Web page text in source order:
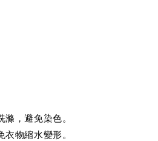
，避免染色。
物縮水變形。